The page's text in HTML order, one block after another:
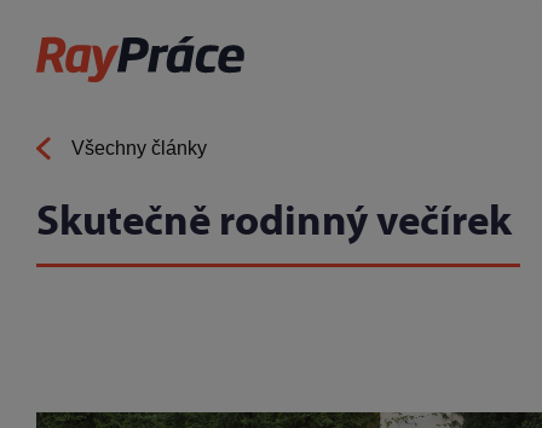
Všechny články
Skutečně rodinný večírek